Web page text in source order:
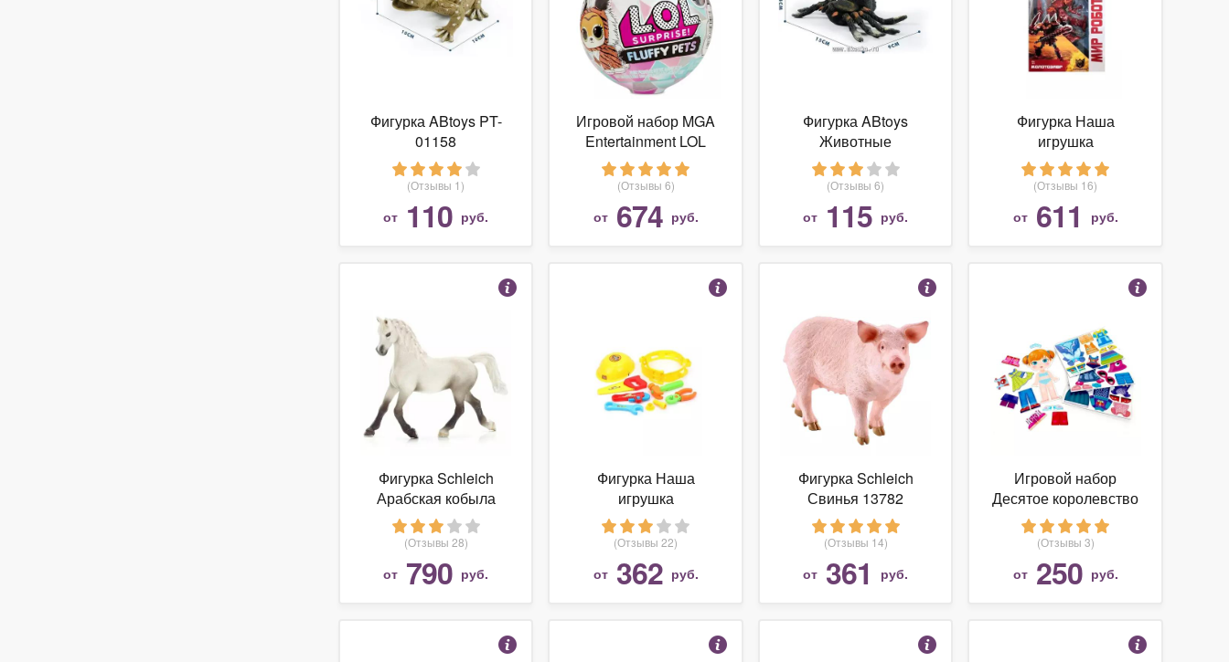
Фигурка ABtoys PT-
01158
(Отзывы 1)
от 110 руб.
Игровой набор MGA
Entertainment LOL
Surprise Fluffy Pets
Winter Disco 559719
(Отзывы 6)
от 674 руб.
Фигурка ABtoys
Животные
(Отзывы 6)
от 115 руб.
Фигурка Наша
игрушка
(Отзывы 16)
от 611 руб.
Фигурка Schleich
Арабская кобыла
13761
(Отзывы 28)
от 790 руб.
Фигурка Наша
игрушка
(Отзывы 22)
от 362 руб.
Фигурка Schleich
Свинья 13782
(Отзывы 14)
от 361 руб.
Игровой набор
Десятое королевство
Магнитные истории
Одевашки - Лиза
01912
(Отзывы 3)
от 250 руб.